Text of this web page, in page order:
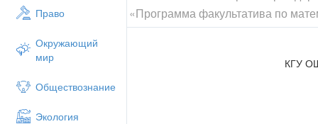
Право
Окружающий
мир
Обществознание
Экология
НОВИЗНА:
Проведённый анализ, существующих
углублять и дополнять основной курс
«Программа факультатива по
КГУ